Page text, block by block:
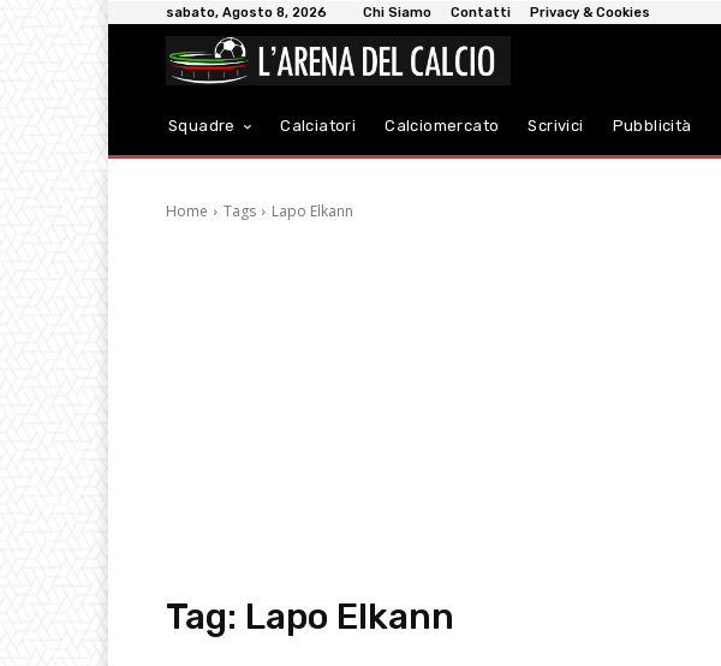
sabato, Agosto 8, 2026 Chi Siamo Contatti Privacy & Cookies
Squadre Calciatori Calciomercato Scrivici Pubblicità
Home Tags Lapo Elkann
Tag: Lapo Elkann